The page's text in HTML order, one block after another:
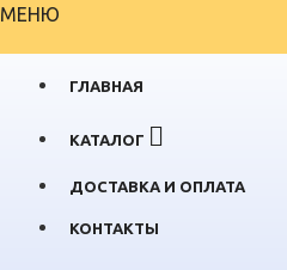
МЕНЮ
ГЛАВНАЯ
КАТАЛОГ
ДОСТАВКА И ОПЛАТА
КОНТАКТЫ